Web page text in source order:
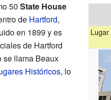
50 State House
de Hartford,
en 1899 y es
de Hartford
se llama Beaux
Históricos, lo